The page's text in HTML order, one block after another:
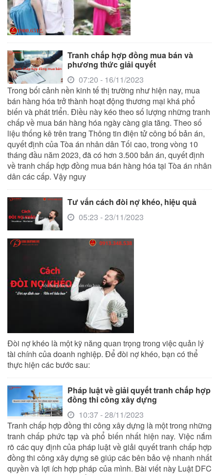
Tranh chấp hợp đồng mua bán và
phương thức giải quyết
07:20 - 16/11/2023
Trong bối cảnh nền kinh tế thị trường như hiện nay, mua
bán hàng hóa trở thành hoạt động thương mại khá phổ
biến và phát triển. Điều này kéo theo số lượng những tranh
chấp về mua bán hàng hóa ngày càng gia tăng. Theo số
liệu thống kê trên trang Thông tin điện tử công bố bản án,
quyết định của Tòa án nhân dân Tối cao, trong vòng 10
tháng đầu năm 2023, đã có hơn 3.500 bản án, quyết định
về tranh chấp hợp đồng mua bán hàng hóa tại Tòa án nhân
dân các cấp. Vậy nguy
Tư vấn cách đòi nợ khéo, hiệu quả
05:23 - 23/11/2023
Đòi nợ khéo là một kỹ năng quan trọng trong việc quản lý
tài chính của doanh nghiệp. Để đòi nợ khéo, bạn có thể
thực hiện các bước sau:
Pháp luật về giải quyết tranh chấp hợp
đồng thi công xây dựng
10:37 - 28/11/2023
Tranh chấp hợp đồng thi công xây dựng là một trong những
tranh chấp phức tạp và phổ biến nhất hiện nay. Việc nắm
rõ các quy định của pháp luật về giải quyết tranh chấp hợp
đồng thi công xây dựng sẽ giúp các bên bảo vệ nhanh nhất
quyền và lợi ích hợp pháp của mình. Bài viết này Luật DFC